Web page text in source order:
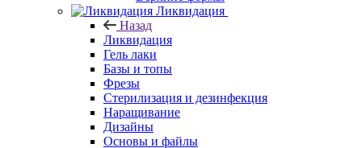
Ликвидация
Назад
Ликвидация
Гель лаки
Базы и топы
Фрезы
Стерилизация и дезинфекция
Наращивание
Дизайны
Основы и файлы